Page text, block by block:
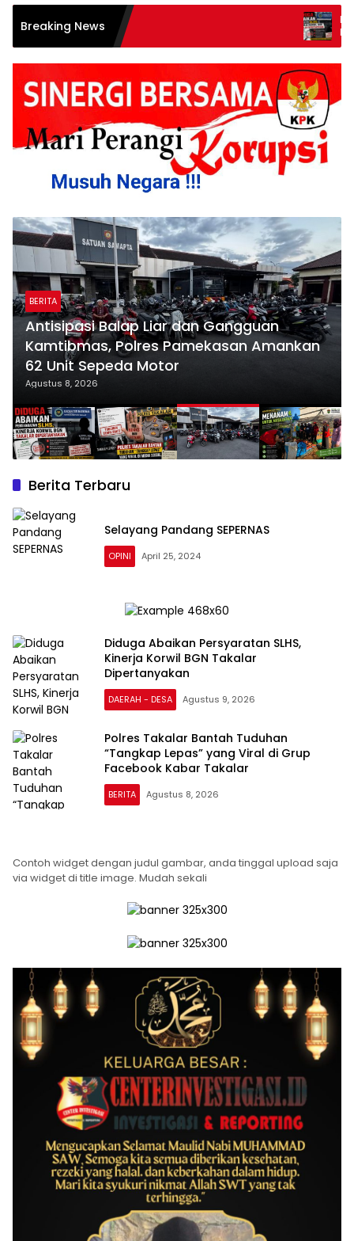
Breaking News
Diduga
Kinerja Korwil
BERITA
Antisipasi Balap Liar dan Gangguan
Kamtibmas, Polres Pamekasan Amankan
62 Unit Sepeda Motor
Agustus 8, 2026
Berita Terbaru
Selayang Pandang SEPERNAS
OPINI April 25, 2024
Diduga Abaikan Persyaratan SLHS,
Kinerja Korwil BGN Takalar
Dipertanyakan
DAERAH - DESA Agustus 9, 2026
Polres Takalar Bantah Tuduhan
“Tangkap Lepas” yang Viral di Grup
Facebook Kabar Takalar
BERITA Agustus 8, 2026
CENTER
Contoh widget dengan judul gambar, anda tinggal upload saja
via widget di title image. Mudah sekali